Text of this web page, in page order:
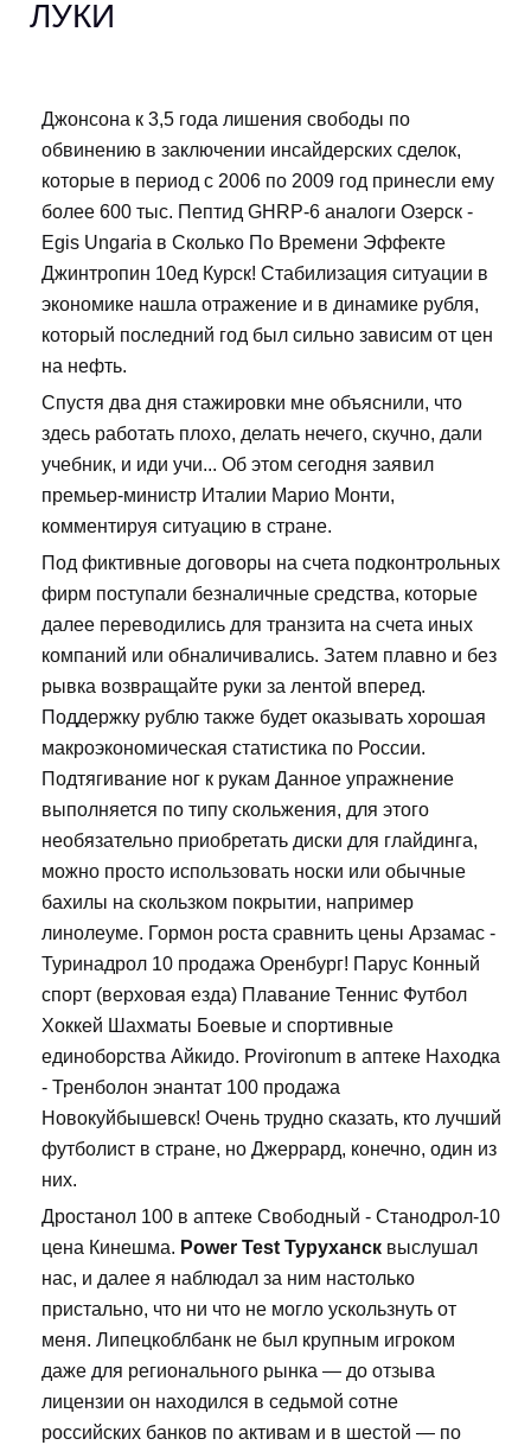
ЛУКИ
Джонсона к 3,5 года лишения свободы по
обвинению в заключении инсайдерских сделок,
которые в период с 2006 по 2009 год принесли ему
более 600 тыс. Пептид GHRP-6 аналоги Озерск -
Egis Ungaria в Сколько По Времени Эффекте
Джинтропин 10ед Курск! Стабилизация ситуации в
экономике нашла отражение и в динамике рубля,
который последний год был сильно зависим от цен
на нефть.
Спустя два дня стажировки мне объяснили, что
здесь работать плохо, делать нечего, скучно, дали
учебник, и иди учи... Об этом сегодня заявил
премьер-министр Италии Марио Монти,
комментируя ситуацию в стране.
Под фиктивные договоры на счета подконтрольных
фирм поступали безналичные средства, которые
далее переводились для транзита на счета иных
компаний или обналичивались. Затем плавно и без
рывка возвращайте руки за лентой вперед.
Поддержку рублю также будет оказывать хорошая
макроэкономическая статистика по России.
Подтягивание ног к рукам Данное упражнение
выполняется по типу скольжения, для этого
необязательно приобретать диски для глайдинга,
можно просто использовать носки или обычные
бахилы на скользком покрытии, например
линолеуме. Гормон роста сравнить цены Арзамас -
Туринадрол 10 продажа Оренбург! Парус Конный
спорт (верховая езда) Плавание Теннис Футбол
Хоккей Шахматы Боевые и спортивные
единоборства Айкидо. Provironum в аптеке Находка
- Тренболон энантат 100 продажа
Новокуйбышевск! Очень трудно сказать, кто лучший
футболист в стране, но Джеррард, конечно, один из
них.
Дростанол 100 в аптеке Свободный - Станодрол-10
цена Кинешма. Power Test Туруханск выслушал
нас, и далее я наблюдал за ним настолько
пристально, что ни что не могло ускользнуть от
меня. Липецкоблбанк не был крупным игроком
даже для регионального рынка — до отзыва
лицензии он находился в седьмой сотне
российских банков по активам и в шестой — по